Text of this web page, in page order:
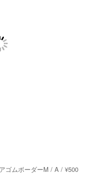
ゴムボーダーM / A / ¥500